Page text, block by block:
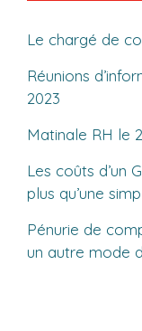
Le chargé de
Réunions
2023
Matinale RH le
Les coûts d’un
plus qu’une
Pénurie de
un autre mode